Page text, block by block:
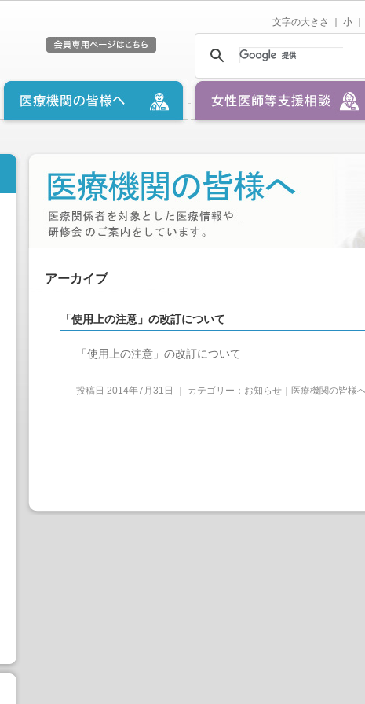
文字の大きさ ｜ 小
アーカイブ
「使用上の注意」の改訂について
「使用上の注意」の改訂について
投稿日 2014年7月31日 ｜ カテゴリー： お知らせ｜医療機関の皆様